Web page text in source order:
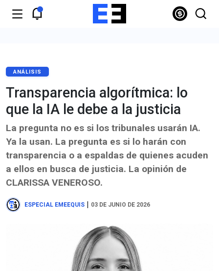
ANÁLISIS
Transparencia algorítmica: lo
que la IA le debe a la justicia
La pregunta no es si los tribunales usarán IA.
Ya la usan. La pregunta es si lo harán con
transparencia o a espaldas de quienes acuden
a ellos en busca de justicia. La opinión de
CLARISSA VENEROSO.
ESPECIAL EMEEQUIS | 03 DE JUNIO DE 2026